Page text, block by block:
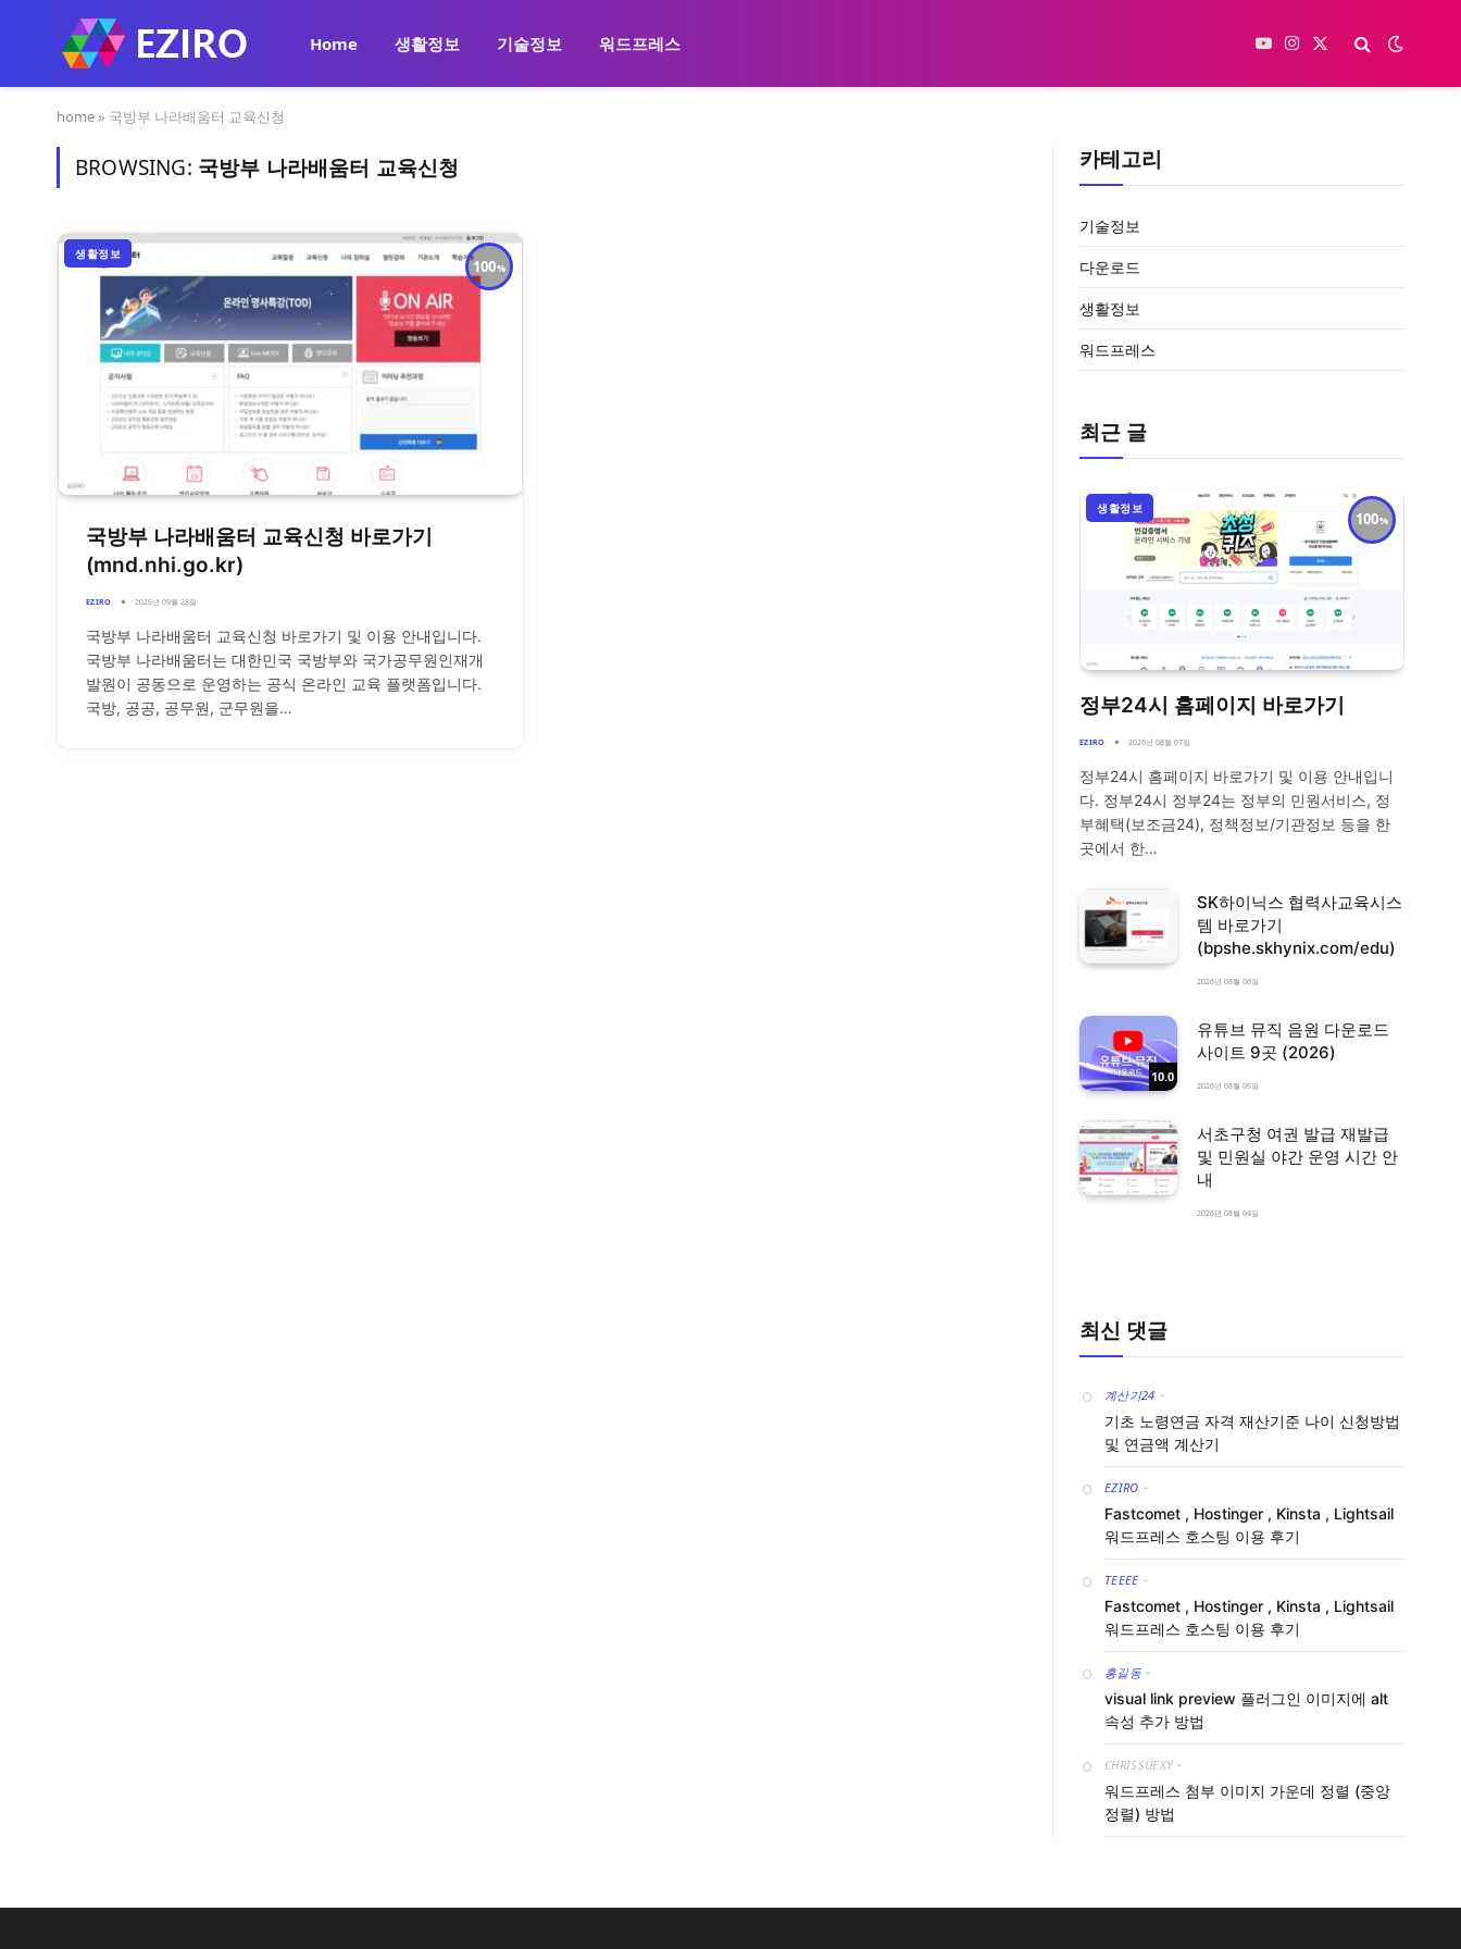
Home 생활정보 기술정보 워드프레스 YouTubeInstagram
X
home » 국방부 나라배움터 교육신청
BROWSING: 국방부 나라배움터 교육신청
100
생활정보
국방부 나라배움터 교육신청 바로가기
(mnd.nhi.go.kr)
EZIRO 2025년 09월 28일
국방부 나라배움터 교육신청 바로가기 및 이용 안내입니다.
국방부 나라배움터는 대한민국 국방부와 국가공무원인재개
발원이 공동으로 운영하는 공식 온라인 교육 플랫폼입니다.
국방, 공공, 공무원, 군무원을…
카테고리
기술정보
다운로드
생활정보
워드프레스
최근 글
100
생활정보
정부24시 홈페이지 바로가기
EZIRO 2026년 08월 07일
정부24시 홈페이지 바로가기 및 이용 안내입니
다. 정부24시 정부24는 정부의 민원서비스, 정
부혜택(보조금24), 정책정보/기관정보 등을 한
곳에서 한…
SK하이닉스 협력사교육시스
템 바로가기
(bpshe.skhynix.com/edu)
2026년 08월 06일
10.0
유튜브 뮤직 음원 다운로드
사이트 9곳 (2026)
2026년 08월 05일
서초구청 여권 발급 재발급
및 민원실 야간 운영 시간 안
내
2026년 08월 04일
최신 댓글
계산기24 -
기초 노령연금 자격 재산기준 나이 신청방법
및 연금액 계산기
EZIRO -
Fastcomet , Hostinger , Kinsta , Lightsail
워드프레스 호스팅 이용 후기
TEEEE -
Fastcomet , Hostinger , Kinsta , Lightsail
워드프레스 호스팅 이용 후기
홍길동 -
visual link preview 플러그인 이미지에 alt
속성 추가 방법
CHRISSUEXY -
워드프레스 첨부 이미지 가운데 정렬 (중앙
정렬) 방법